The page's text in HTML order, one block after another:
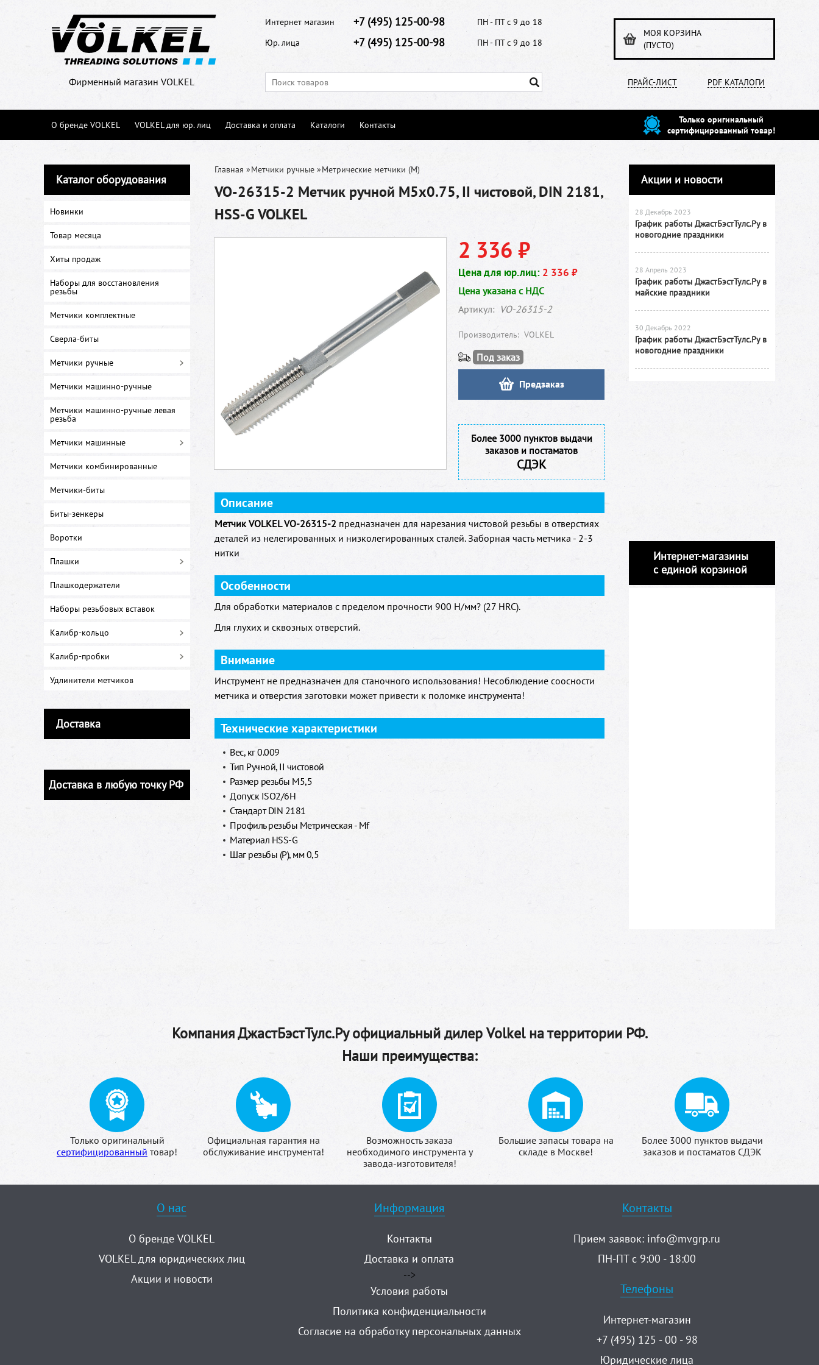
Фирменный магазин VOLKEL
Интернет магазин +7 (495) 125-00-98
ПН - ПТ с 9 до 18
Юр. лица
+7 (495) 125-00-98 ПН - ПТ с 9 до 18
МОЯ КОРЗИНА
(ПУСТО)
ПРАЙС-ЛИСТ PDF КАТАЛОГИ
О бренде VOLKEL VOLKEL для юр. лиц Доставка и оплата Каталоги Контакты
Только оригинальный
сертифицированный товар!
Каталог оборудования
Новинки
Товар месяца
Хиты продаж
Наборы для восстановления
резьбы
Метчики комплектные
Сверла-биты
Метчики ручные
Метчики машинно-ручные
Метчики машинно-ручные левая
резьба
Метчики машинные
Метчики комбинированные
Метчики-биты
Биты-зенкеры
Воротки
Плашки
Плашкодержатели
Наборы резьбовых вставок
Калибр-кольцо
Калибр-пробки
Удлинители метчиков
Доставка
Доставка в любую точку РФ
Главная »Метчики ручные »Метрические метчики (М)
VO-26315-2 Метчик ручной M5х0.75, II чистовой, DIN 2181,
HSS-G VOLKEL
2 336 ₽
Цена для юр.лиц: 2 336 ₽
Цена указана с НДС
Артикул: VO-26315-2
Производитель: VOLKEL
Под заказ
Предзаказ
Более 3000 пунктов выдачи
заказов и постаматов
СДЭК
Описание
Метчик VOLKEL VO-26315-2 предназначен для нарезания чистовой резьбы в отверстиях
деталей из нелегированных и низколегированных сталей. Заборная часть метчика - 2-3
нитки
Особенности
Для обработки материалов с пределом прочности 900 H/мм? (27 HRC).
Для глухих и сквозных отверстий.
Внимание
Инструмент не предназначен для станочного использования! Несоблюдение соосности
метчика и отверстия заготовки может привести к поломке инструмента!
Технические характеристики
Вес, кг 0.009
Тип Ручной, II чистовой
Размер резьбы M5,5
Допуск ISO2/6H
Стандарт DIN 2181
Профиль резьбы Метрическая - Mf
Материал HSS-G
Шаг резьбы (P), мм 0,5
Акции и новости
28 Декабрь 2023
График работы ДжастБэстТулс.Ру в
новогодние праздники
28 Апрель 2023
График работы ДжастБэстТулс.Ру в
майские праздники
30 Декабрь 2022
График работы ДжастБэстТулс.Ру в
новогодние праздники
Интернет-магазины
с единой корзиной
Компания ДжастБэстТулс.Ру официальный дилер Volkel на территории РФ.
Наши преимущества:
Только оригинальный
сертифицированный товар!
Официальная гарантия на
обслуживание инструмента!
Возможность заказа
необходимого инструмента у
завода-изготовителя!
Большие запасы товара на
складе в Москве!
Более 3000 пунктов выдачи
заказов и постаматов СДЭК
О нас
О бренде VOLKEL
VOLKEL для юридических лиц
Акции и новости
Информация
Контакты
Доставка и оплата
-->
Условия работы
Политика конфиденциальности
Согласие на обработку персональных данных
Контакты
Прием заявок: info@mvgrp.ru
ПН-ПТ с 9:00 - 18:00
Телефоны
Интернет-магазин
+7 (495) 125 - 00 - 98
Юридические лица